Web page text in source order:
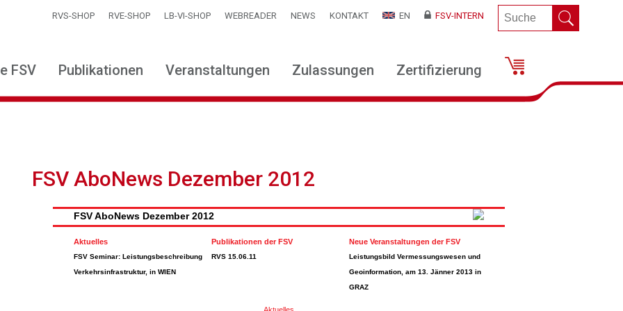
RVS-SHOP RVE-SHOP LB-VI-SHOP WEBREADER NEWS KONTAKT EN FSV-INTERN
FSV Publikationen Veranstaltungen Zulassungen Zertifizierung
FSV AboNews Dezember 2012
FSV AboNews Dezember 2012
Aktuelles Publikationen der FSV Neue Veranstaltungen der FSV
FSV Seminar: Leistungsbeschreibung
Verkehrsinfrastruktur, in WIEN
RVS 15.06.11
Leistungsbild Vermessungswesen und
Geoinformation, am 13. Jänner 2013 in
GRAZ